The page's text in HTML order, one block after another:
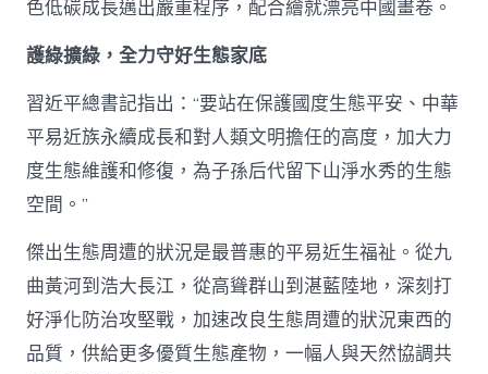
色低碳成長邁出嚴重程序，配合繪就漂亮中國畫卷。
護綠擴綠，全力守好生態家底
習近平總書記指出：“要站在保護國度生態平安、中華
平易近族永續成長和對人類文明擔任的高度，加大力
度生態維護和修復，為子孫后代留下山淨水秀的生態
空間。”
傑出生態周遭的狀況是最普惠的平易近生福祉。從九
曲黃河到浩大長江，從高聳群山到湛藍陸地，深刻打
好淨化防治攻堅戰，加速改良生態周遭的狀況東西的
品質，供給更多優質生態產物，一幅人與天然協調共